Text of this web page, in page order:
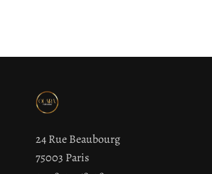
24 Rue Beaubourg
75003 Paris